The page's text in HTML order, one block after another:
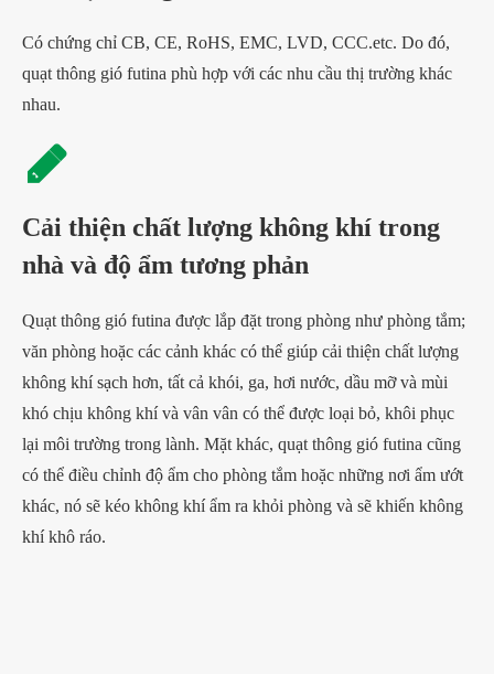
Có chứng chỉ CB, CE, RoHS, EMC, LVD, CCC.etc. Do đó,
quạt thông gió futina phù hợp với các nhu cầu thị trường khác
nhau.
Cải thiện chất lượng không khí trong
nhà và độ ẩm tương phản
Quạt thông gió futina được lắp đặt trong phòng như phòng tắm;
văn phòng hoặc các cảnh khác có thể giúp cải thiện chất lượng
không khí sạch hơn, tất cả khói, ga, hơi nước, dầu mỡ và mùi
khó chịu không khí và vân vân có thể được loại bỏ, khôi phục
lại môi trường trong lành. Mặt khác, quạt thông gió futina cũng
có thể điều chỉnh độ ẩm cho phòng tắm hoặc những nơi ẩm ướt
khác, nó sẽ kéo không khí ẩm ra khỏi phòng và sẽ khiến không
khí khô ráo.